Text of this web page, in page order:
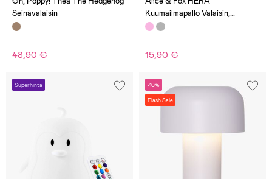
Seinävalaisin
48,90 €
Kuumailmapallo Valaisin,
Vaaleanpunainen
15,90 €
Superhinta -10%
Flash Sale